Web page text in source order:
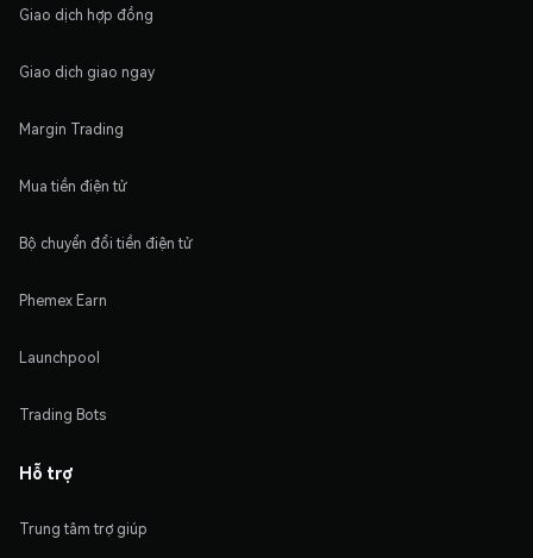
Giao dịch hợp đồng
Giao dịch giao ngay
Margin Trading
Mua tiền điện tử
Bộ chuyển đổi tiền điện tử
Phemex Earn
Launchpool
Trading Bots
Hỗ trợ
Trung tâm trợ giúp